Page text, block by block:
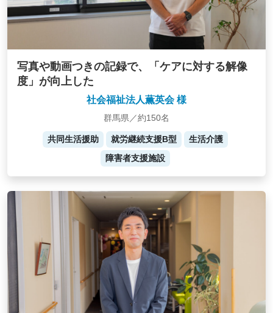
写真や動画つきの記録で、「ケアに対する解像
度」が向上した
社会福祉法人薫英会 様
群馬県／約150名
共同生活援助 就労継続支援B型
生活介護
障害者支援施設